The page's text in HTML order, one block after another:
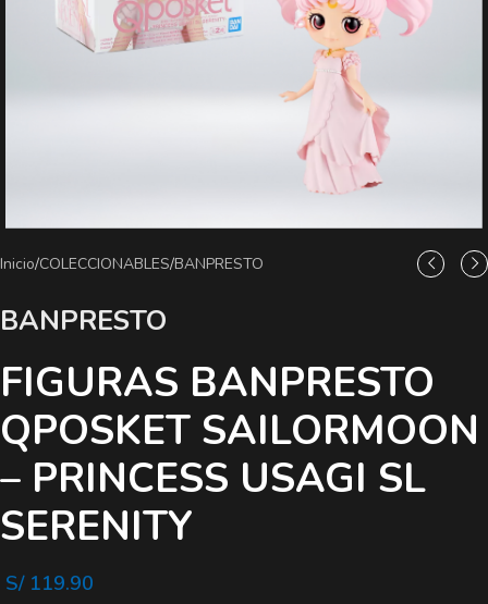
Inicio/COLECCIONABLES/BANPRESTO
BANPRESTO
FIGURAS BANPRESTO
QPOSKET SAILORMOON
– PRINCESS USAGI SL
SERENITY
S/119.90